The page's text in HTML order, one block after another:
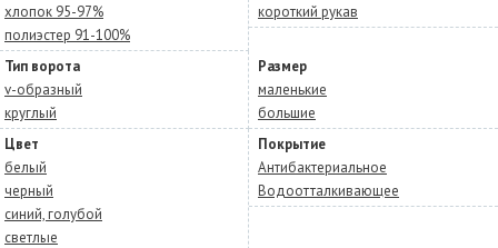
хлопок 95-97%
полиэстер 91-100%
короткий рукав
Тип ворота
v-образный
круглый
Размер
маленькие
большие
Цвет
белый
черный
синий, голубой
светлые
Покрытие
Антибактериальное
Водоотталкивающее